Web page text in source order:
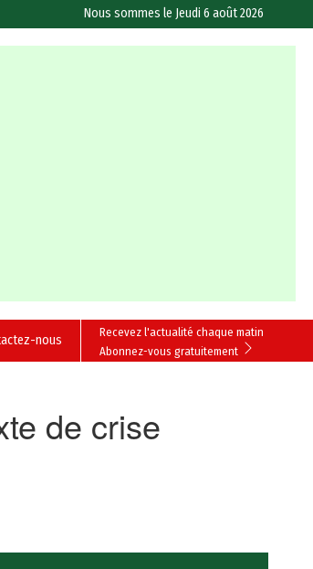
Nous sommes le Jeudi 6 août 2026
Recevez l'actualité chaque matin
Abonnez-vous gratuitement
nous
de crise